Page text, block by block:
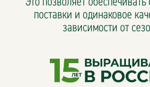
Наши продукты
СВЕЖИЕ
ОВОЩИ ДЛЯ
ТЕХ, КТО
ВЫБИРАЕТ